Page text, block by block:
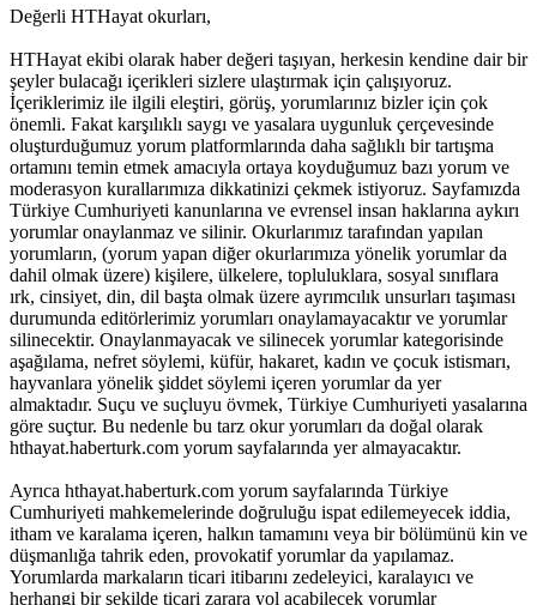
Değerli HTHayat okurları,
HTHayat ekibi olarak haber değeri taşıyan, herkesin kendine dair bir
şeyler bulacağı içerikleri sizlere ulaştırmak için çalışıyoruz.
İçeriklerimiz ile ilgili eleştiri, görüş, yorumlarınız bizler için çok
önemli. Fakat karşılıklı saygı ve yasalara uygunluk çerçevesinde
oluşturduğumuz yorum platformlarında daha sağlıklı bir tartışma
ortamını temin etmek amacıyla ortaya koyduğumuz bazı yorum ve
moderasyon kurallarımıza dikkatinizi çekmek istiyoruz. Sayfamızda
Türkiye Cumhuriyeti kanunlarına ve evrensel insan haklarına aykırı
yorumlar onaylanmaz ve silinir. Okurlarımız tarafından yapılan
yorumların, (yorum yapan diğer okurlarımıza yönelik yorumlar da
dahil olmak üzere) kişilere, ülkelere, topluluklara, sosyal sınıflara
ırk, cinsiyet, din, dil başta olmak üzere ayrımcılık unsurları taşıması
durumunda editörlerimiz yorumları onaylamayacaktır ve yorumlar
silinecektir. Onaylanmayacak ve silinecek yorumlar kategorisinde
aşağılama, nefret söylemi, küfür, hakaret, kadın ve çocuk istismarı,
hayvanlara yönelik şiddet söylemi içeren yorumlar da yer
almaktadır. Suçu ve suçluyu övmek, Türkiye Cumhuriyeti yasalarına
göre suçtur. Bu nedenle bu tarz okur yorumları da doğal olarak
hthayat.haberturk.com yorum sayfalarında yer almayacaktır.
Ayrıca hthayat.haberturk.com yorum sayfalarında Türkiye
Cumhuriyeti mahkemelerinde doğruluğu ispat edilemeyecek iddia,
itham ve karalama içeren, halkın tamamını veya bir bölümünü kin ve
düşmanlığa tahrik eden, provokatif yorumlar da yapılamaz.
Yorumlarda markaların ticari itibarını zedeleyici, karalayıcı ve
herhangi bir şekilde ticari zarara yol açabilecek yorumlar